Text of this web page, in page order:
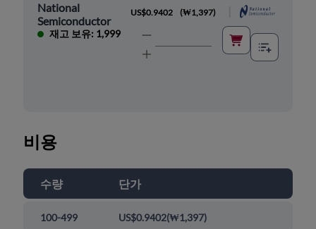
National
Semiconductor
재고 보유: 1,999
US$0.9402 (₩1,397)
비용
수량 단가
100-499 US$0.9402(₩1,397)